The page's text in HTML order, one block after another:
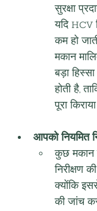
सुरक्षा
यदि HCV
कम हो
मकान
बड़ा
होती है,
पूरा
आपको नियमित
कुछ मकान
निरीक्षण
क्योंकि
की जांच